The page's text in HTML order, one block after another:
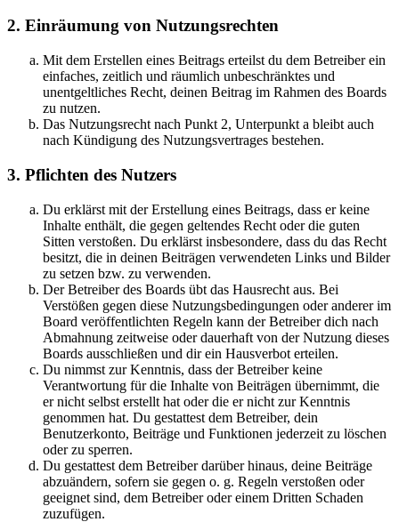
2. Einräumung von Nutzungsrechten
Mit dem Erstellen eines Beitrags erteilst du dem Betreiber ein
einfaches, zeitlich und räumlich unbeschränktes und
unentgeltliches Recht, deinen Beitrag im Rahmen des Boards
zu nutzen.
Das Nutzungsrecht nach Punkt 2, Unterpunkt a bleibt auch
nach Kündigung des Nutzungsvertrages bestehen.
3. Pflichten des Nutzers
Du erklärst mit der Erstellung eines Beitrags, dass er keine
Inhalte enthält, die gegen geltendes Recht oder die guten
Sitten verstoßen. Du erklärst insbesondere, dass du das Recht
besitzt, die in deinen Beiträgen verwendeten Links und Bilder
zu setzen bzw. zu verwenden.
Der Betreiber des Boards übt das Hausrecht aus. Bei
Verstößen gegen diese Nutzungsbedingungen oder anderer im
Board veröffentlichten Regeln kann der Betreiber dich nach
Abmahnung zeitweise oder dauerhaft von der Nutzung dieses
Boards ausschließen und dir ein Hausverbot erteilen.
Du nimmst zur Kenntnis, dass der Betreiber keine
Verantwortung für die Inhalte von Beiträgen übernimmt, die
er nicht selbst erstellt hat oder die er nicht zur Kenntnis
genommen hat. Du gestattest dem Betreiber, dein
Benutzerkonto, Beiträge und Funktionen jederzeit zu löschen
oder zu sperren.
Du gestattest dem Betreiber darüber hinaus, deine Beiträge
abzuändern, sofern sie gegen o. g. Regeln verstoßen oder
geeignet sind, dem Betreiber oder einem Dritten Schaden
zuzufügen.